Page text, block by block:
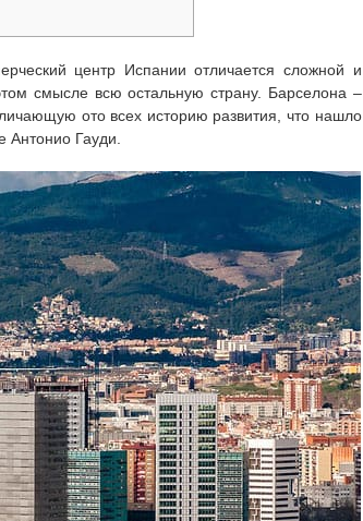
центр Испании отличается сложной и
смысле всю остальную страну. Барселона –
ото всех историю развития, что нашло
Антонио Гауди.